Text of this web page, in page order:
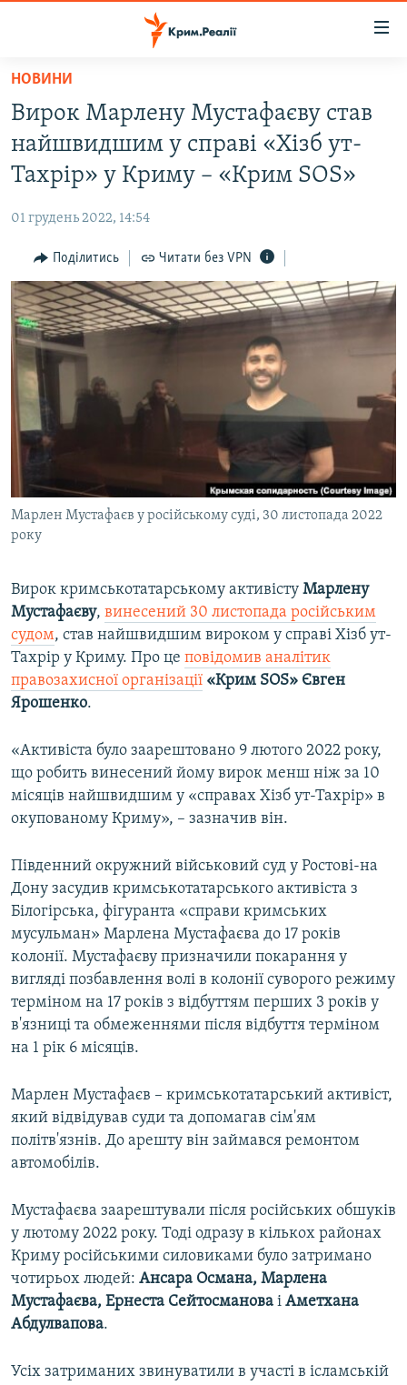
Перейти
основного
матеріалу
Перейти
до
основної
навігації
Перейти
до
пошуку
ВОДА.КРИМ
ВІДЕО ТА ФОТО
БЛОГИ
ПОГЛЯД
ІНТЕРВ'Ю
ВСЕ ЗА ДЕНЬ
СПЕЦПРОЕКТИ
ДЕПОРТАЦІЯ
ВІДЕОУРОКИ «ELIFBE»
СВІДЧЕННЯ ОКУПАЦІЇ
УКРАЇНСЬКА ПРОБЛЕМА КРИМУ
ІНФОГРАФІКА
ЯК ОБІЙТИ БЛОКУВАННЯ
Русский
ДОЛУЧАЙСЯ!
Усі сайти RFE/RL
НОВИНИ
Вирок Марлену Мустафаєву став
найшвидшим у справі «Хізб ут-
Тахрір» у Криму – «Крим SOS»
01 грудень 2022, 14:54
Поділитись Читати без VPN
Марлен Мустафаєв у російському суді, 30 листопада 2022
року
Вирок кримськотатарському активісту Марлену
Мустафаєву, винесений 30 листопада російським
судом, став найшвидшим вироком у справі Хізб ут-
Тахрір у Криму. Про це повідомив аналітик
правозахисної організації «Крим SOS» Євген
Ярошенко.
«Активіста було заарештовано 9 лютого 2022 року,
що робить винесений йому вирок менш ніж за 10
місяців найшвидшим у «справах Хізб ут-Тахрір» в
окупованому Криму», – зазначив він.
Південний окружний військовий суд у Ростові-на
Дону засудив кримськотатарського активіста з
Білогірська, фігуранта «справи кримських
мусульман» Марлена Мустафаєва до 17 років
колонії. Мустафаєву призначили покарання у
вигляді позбавлення волі в колонії суворого режиму
терміном на 17 років з відбуттям перших 3 років у
в'язниці та обмеженнями після відбуття терміном
на 1 рік 6 місяців.
Марлен Мустафаєв – кримськотатарський активіст,
який відвідував суди та допомагав сім'ям
політв'язнів. До арешту він займався ремонтом
автомобілів.
Мустафаєва заарештували після російських обшуків
у лютому 2022 року. Тоді одразу в кількох районах
Криму російськими силовиками було затримано
чотирьох людей: Ансара Османа, Марлена
Мустафаєва, Ернеста Сейтосманова і Аметхана
Абдулвапова.
Усіх затриманих звинуватили в участі в ісламській